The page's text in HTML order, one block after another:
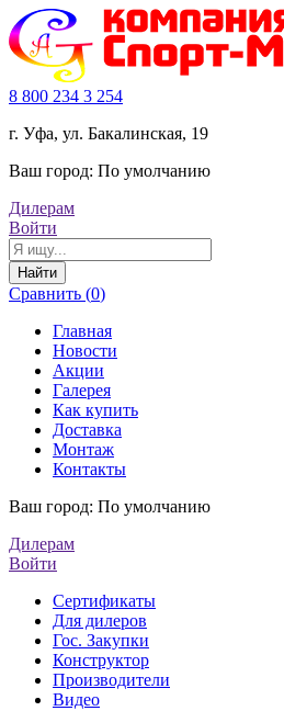
8 800 234 3 254
г. Уфа, ул. Бакалинская, 19
Ваш город: По умолчанию
Дилерам
Войти
Найти
Сравнить (0)
Главная
Новости
Акции
Галерея
Как купить
Доставка
Монтаж
Контакты
Ваш город: По умолчанию
Дилерам
Войти
Сертификаты
Для дилеров
Гос. Закупки
Конструктор
Производители
Видео